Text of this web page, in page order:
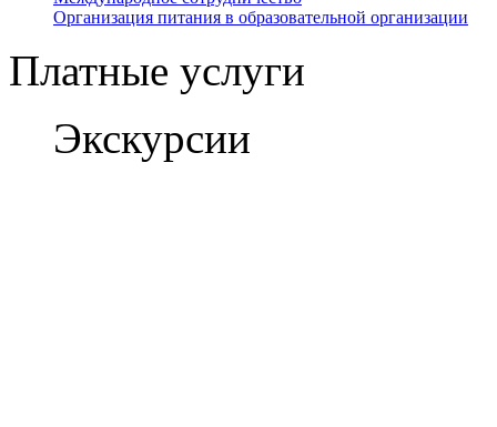
Организация питания в образовательной организации
Платные услуги
Экскурсии